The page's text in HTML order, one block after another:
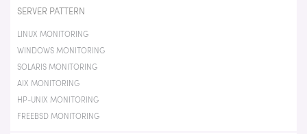
SERVER PATTERN
LINUX MONITORING
WINDOWS MONITORING
SOLARIS MONITORING
AIX MONITORING
HP-UNIX MONITORING
FREEBSD MONITORING